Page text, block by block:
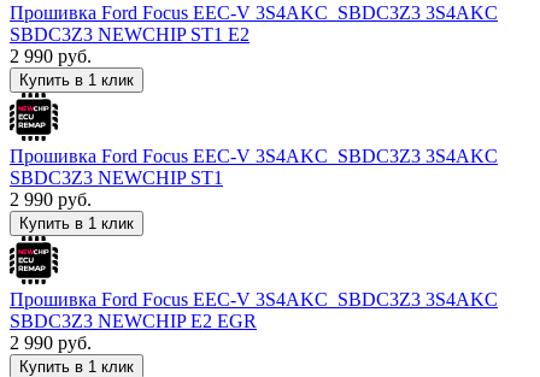
Прошивка Ford Focus EEC-V 3S4AKC_SBDC3Z3 3S4AKC
SBDC3Z3 NEWCHIP ST1 E2
2 990 руб.
Купить в 1 клик
Прошивка Ford Focus EEC-V 3S4AKC_SBDC3Z3 3S4AKC
SBDC3Z3 NEWCHIP ST1
2 990 руб.
Купить в 1 клик
Прошивка Ford Focus EEC-V 3S4AKC_SBDC3Z3 3S4AKC
SBDC3Z3 NEWCHIP E2 EGR
2 990 руб.
Купить в 1 клик